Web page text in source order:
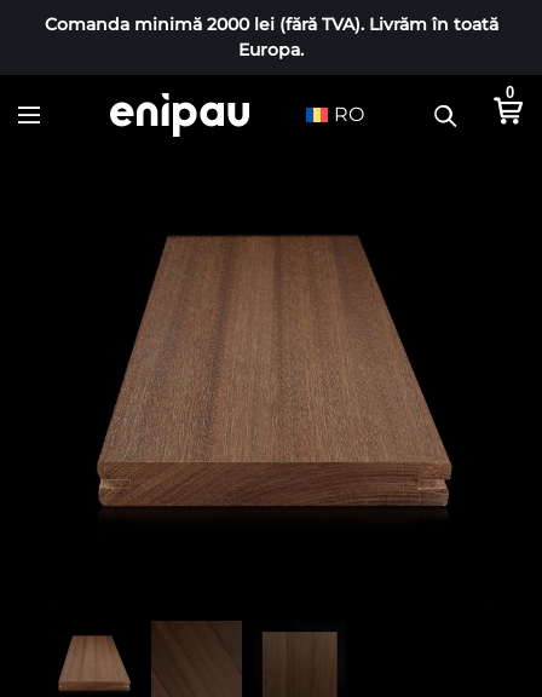
Comanda minimă 2000 lei (fără TVA). Livrăm în toată
Europa.
RO
0